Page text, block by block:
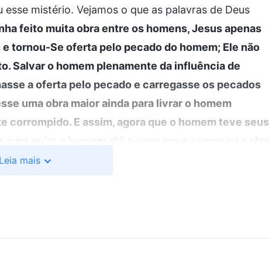
mistério. Vejamos o que as palavras de Deus
feito muita obra entre os homens, Jesus apenas
tornou-Se oferta pelo pecado do homem; Ele não
Salvar o homem plenamente da influência de
a oferta pelo pecado e carregasse os pecados
uma obra maior ainda para livrar o homem
E assim, agora que o homem teve seus
o homem a um reino superior. Todo aquele que se
suas transgressões. No entanto, quando o homem,
Leia mais